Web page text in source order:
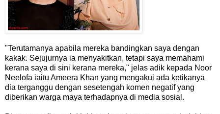
"Terutamanya apabila mereka bandingkan saya dengan
kakak. Sejujurnya ia menyakitkan, tetapi saya memahami
kerana saya di sini kerana mereka," jelas adik kepada Noor
Neelofa iaitu Ameera Khan yang mengakui ada ketikanya
dia terganggu dengan sesetengah komen negatif yang
diberikan warga maya terhadapnya di media sosial.